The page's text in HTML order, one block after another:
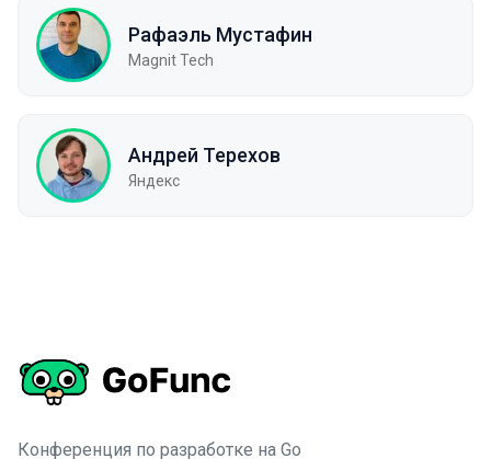
Рафаэль Мустафин
Magnit Tech
Андрей Терехов
Яндекс
Конференция по разработке на Go